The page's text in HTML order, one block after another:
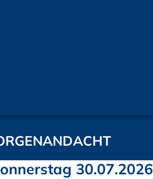
30.07.2026